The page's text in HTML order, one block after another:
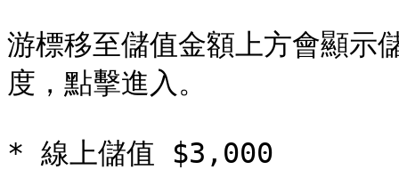
游標移至儲值金額上方會顯示
度，點擊進入。
* 線上儲值 $3,000